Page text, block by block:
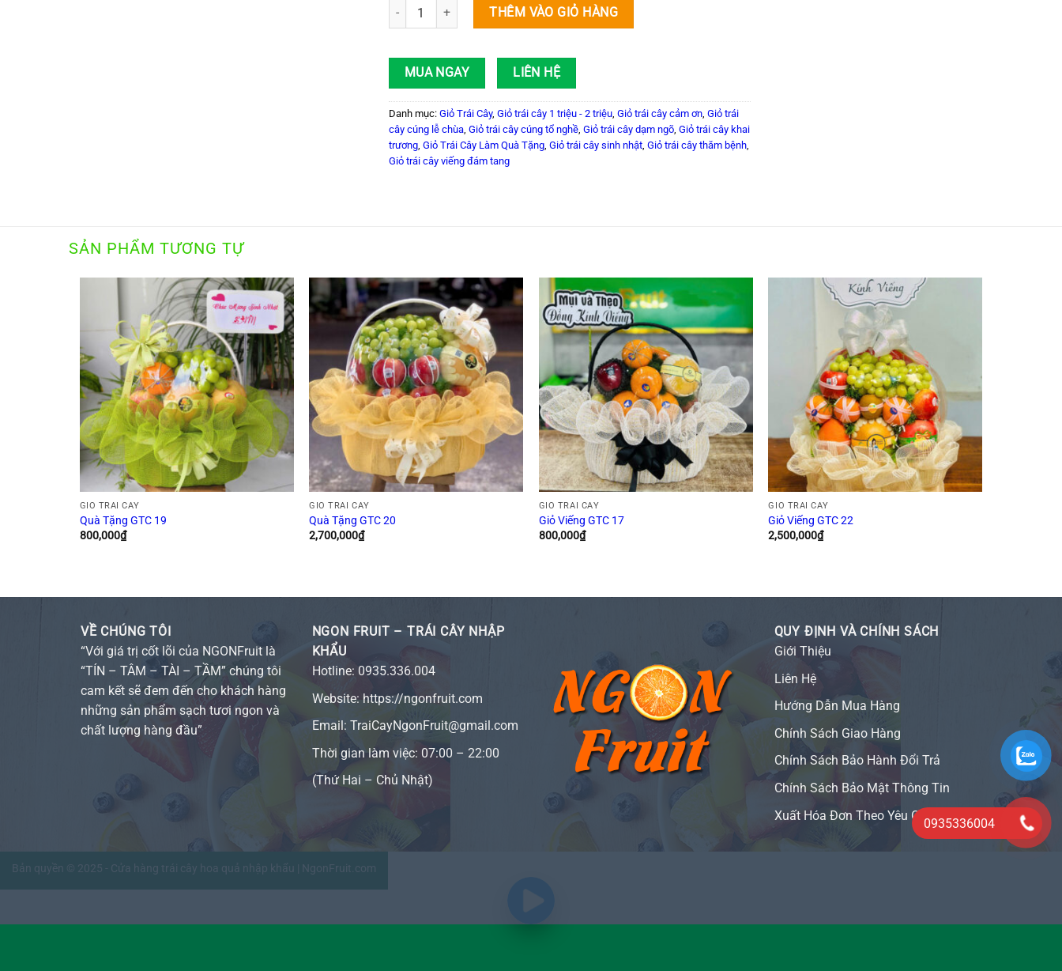
Quà Tặng GTC 02 số lượngTHÊM VÀO GIỎ HÀNG
MUA NGAY LIÊN HỆ
Danh mục: Giỏ Trái Cây, Giỏ trái cây 1 triệu - 2 triệu Giỏ trái cây cảm ơn Giỏ trái
cây cúng lễ chùa Giỏ trái cây cúng tổ nghề Giỏ trái cây dạm ngõ Giỏ trái cây khai
trương Giỏ Trái Cây Làm Quà Tặng Giỏ trái cây sinh nhật Giỏ trái cây thăm bệnh
Giỏ trái cây viếng đám tang
SẢN PHẨM TƯƠNG TỰ
GIỎ TRÁI CÂY
Quà Tặng GTC 19
800,000₫
GIỎ TRÁI CÂY
Quà Tặng GTC 20
2,700,000₫
GIỎ TRÁI CÂY
Giỏ Viếng GTC 17
800,000₫
GIỎ TRÁI CÂY
Giỏ Viếng GTC 22
2,500,000₫
VỀ CHÚNG TÔI
“Với giá trị cốt lõi của NGONFruit là
“TÍN – TÂM – TÀI – TẦM” chúng tôi
cam kết sẽ đem đến cho khách hàng
những sản phẩm sạch tươi ngon và
chất lượng hàng đầu”
NGON FRUIT – TRÁI CÂY NHẬP
KHẨU
Hotline: 0935.336.004
Website: https://ngonfruit.com
Email: TraiCayNgonFruit@gmail.com
Thời gian làm việc: 07:00 – 22:00
(Thứ Hai – Chủ Nhật)
QUY ĐỊNH VÀ CHÍNH SÁCH
Giới Thiệu
Liên Hệ
Hướng Dẫn Mua Hàng
Chính Sách Giao Hàng
Chính Sách Bảo Hành Đổi Trả
Chính Sách Bảo Mật Thông Tin
Xuất Hóa Đơn Theo Yêu Cầu
Bản quyền © 2025 - Cửa hàng trái cây hoa quả nhập khẩu | NgonFruit.com
0935336004